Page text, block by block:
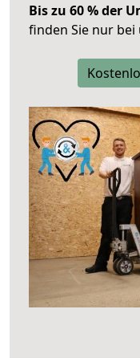
Bis zu 60 % der
finden Sie nur bei